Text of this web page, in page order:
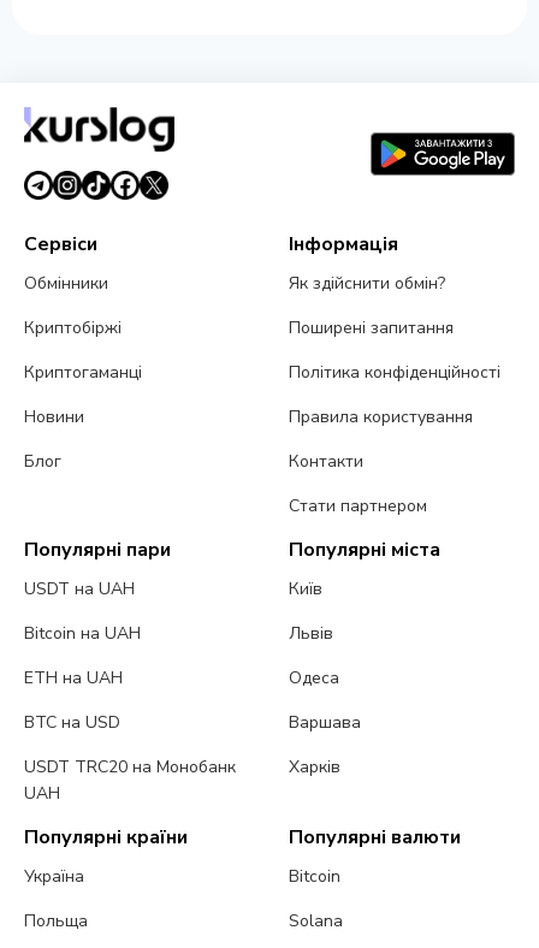
Сервіси
Обмінники
Криптобіржі
Криптогаманці
Новини
Блог
Інформація
Як здійснити обмін?
Поширені запитання
Політика конфіденційності
Правила користування
Контакти
Стати партнером
Популярні пари
USDT на UAH
Bitcoin на UAH
ETH на UAH
BTC на USD
USDT TRC20 на Монобанк
UAH
Популярні міста
Київ
Львів
Одеса
Варшава
Харків
Популярні країни
Україна
Польща
Популярні валюти
Bitcoin
Solana